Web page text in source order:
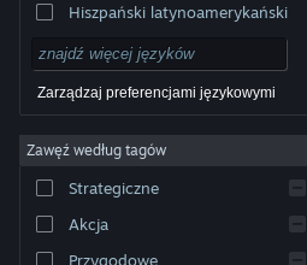
© Valve Corporation. Wszelkie prawa zastrzeżone.
właścicieli w Stanach Zjednoczonych i innych krajach.
dostępu
Umowa użytkownika Steam
pieniędzy |Ciasteczka
Hiszpański latynoamerykański
Zarządzaj preferencjami językowymi
Zawęź według tagów
Strategiczne
Akcja
Przygodowe